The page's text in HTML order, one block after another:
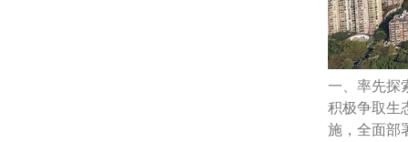
一、率先探
积极争取生
施，全面部